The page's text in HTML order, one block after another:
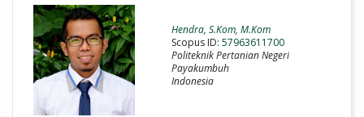
Hendra, S.Kom, M.Kom
Scopus ID: 57963611700
Politeknik Pertanian Negeri
Payakumbuh
Indonesia